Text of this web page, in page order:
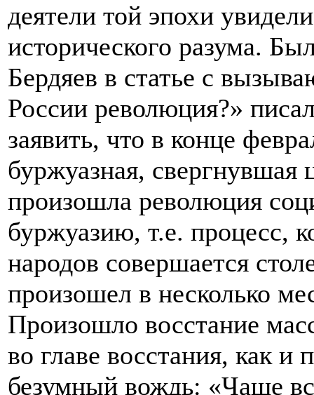
деятели той эпохи
исторического разума.
Бердяев в статье с
России революция?»
заявить, что в конце
буржуазная, свергнувшая
произошла революция
буржуазию, т.е. процесс,
народов совершается
произошел в несколько
Произошло восстание
во главе восстания, как и
безумный вождь: «Чаще